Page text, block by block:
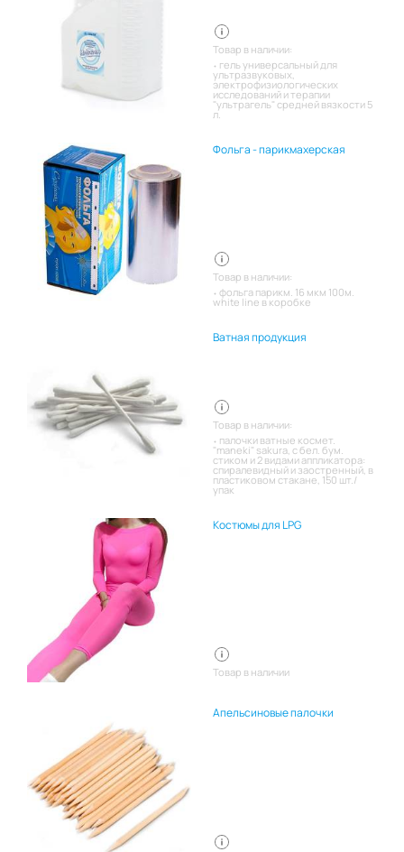
Товар в наличии:
гель универсальный для
ультразвуковых,
электрофизиологических
исследований и терапии
"ультрагель" средней вязкости 5
л.
Фольга - парикмахерская
Товар в наличии:
фольга парикм. 16 мкм 100м.
white line в коробке
Ватная продукция
Товар в наличии:
палочки ватные космет.
"maneki" sakura, с бел. бум.
стиком и 2 видами аппликатора:
спиралевидный и заостренный, в
пластиковом стакане, 150 шт./
упак
Костюмы для LPG
Товар в наличии
Апельсиновые палочки